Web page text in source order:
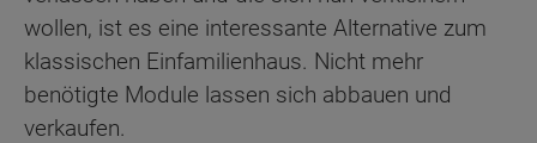
wollen, ist es eine interessante Alternative zum
klassischen Einfamilienhaus. Nicht mehr
benötigte Module lassen sich abbauen und
verkaufen.